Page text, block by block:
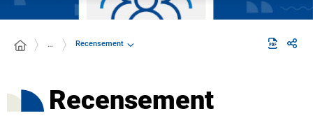
… Recensement
Recensement